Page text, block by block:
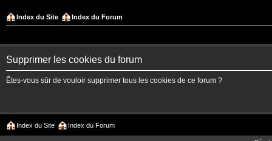
Index du Site Index du Forum
Supprimer les cookies du forum
Êtes-vous sûr de vouloir supprimer tous les cookies de ce forum ?
Index du Site Index du Forum